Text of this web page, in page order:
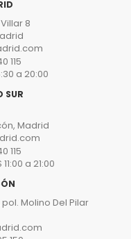
8
115
a 20:00
SUR
Madrid
115
a 21:00
Molino Del Pilar